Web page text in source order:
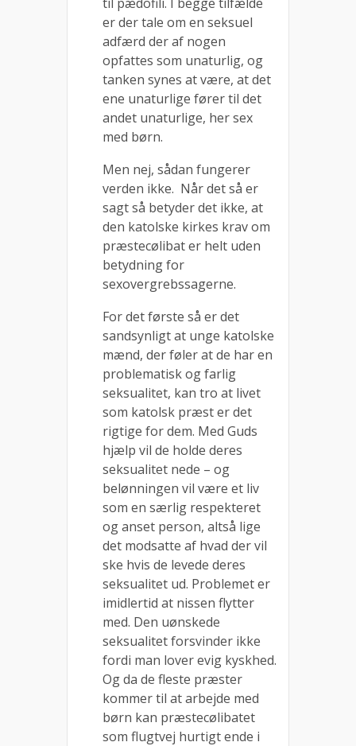
er der tale om en seksuel
adfærd der af nogen
opfattes som unaturlig, og
tanken synes at være, at det
ene unaturlige fører til det
andet unaturlige, her sex
med børn.
Men nej, sådan fungerer
verden ikke. Når det så er
sagt så betyder det ikke, at
den katolske kirkes krav om
præstecølibat er helt uden
betydning for
sexovergrebssagerne.
For det første så er det
sandsynligt at unge katolske
mænd, der føler at de har en
problematisk og farlig
seksualitet, kan tro at livet
som katolsk præst er det
rigtige for dem. Med Guds
hjælp vil de holde deres
seksualitet nede – og
belønningen vil være et liv
som en særlig respekteret
og anset person, altså lige
det modsatte af hvad der vil
ske hvis de levede deres
seksualitet ud. Problemet er
imidlertid at nissen flytter
med. Den uønskede
seksualitet forsvinder ikke
fordi man lover evig kyskhed.
Og da de fleste præster
kommer til at arbejde med
børn kan præstecølibatet
som flugtvej hurtigt ende i